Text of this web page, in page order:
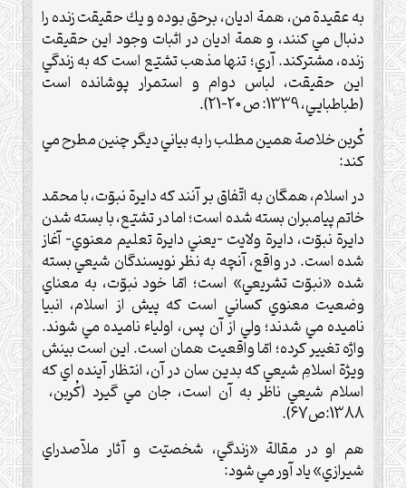
به عقيدة من، همة اديان، برحق بوده و يك حقيقت زنده را
دنبال مي كنند، و همة اديان در اثبات وجود اين حقيقت
زنده، مشتركند. آري؛ تنها مذهب تشيّع است كه به زندگي
اين حقيقت، لباس دوام و استمرار پوشانده است
(طباطبايي، 1339: ص 20-21).
کُربن خلاصة همين مطلب را به بياني ديگر چنين مطرح مي
كند:
در اسلام، همگان به اتّفاق بر آنند که دايرة نبوّت، با محمّد
خاتم پيامبران بسته شده است؛ اما در تشيّع، با بسته شدن
دايرة نبوّت، دايرة ولايت –يعني دايرة تعليم معنوي- آغاز
شده است. در واقع، آنچه به نظر نويسندگان شيعي بسته
شده «نبوّت تشريعي» است؛ امّا خود نبوّت، به معناي
وضعيت معنوي کساني است که پيش از اسلام، انبيا
ناميده مي شدند؛ ولي از آن پس، اولياء ناميده مي شوند.
واژه تغيير کرده؛ امّا واقعيت همان است. اين است بينش
ويژة اسلامِ شيعي که بدين سان در آن، انتظار آينده اي که
اسلام شيعي ناظر به آن است، جان مي گيرد (کُربن،
1388:ص67).
هم او در مقالة «زندگي، شخصيّت و آثار ملاّصدراي
شيرازي» ياد آور مي شود: